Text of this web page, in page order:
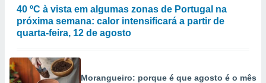
40 ºC à vista em algumas zonas de Portugal na
próxima semana: calor intensificará a partir de
quarta-feira, 12 de agosto
Morangueiro: porque é que agosto é o mês